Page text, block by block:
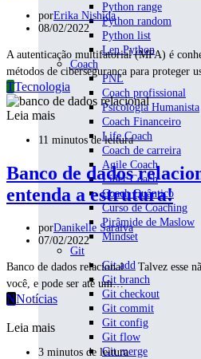
Python range
Python random
Python list
Len Python
Coach
PNL
Coach profissional
Psicologia Humanista
Coach Financeiro
Life Coach
Coach de carreira
Agile Coach
Líder Coach
Coach Quântico
Curso de Coaching
Pirâmide de Maslow
Mindset
Git
Git add
Git branch
Git checkout
Git commit
Git config
Git flow
Git merge
porErika Nishida
08/02/2022
A autenticação multifatorial (MFA) é
métodos de cibersegurança para proteger
TTecnologia
Leia mais
11 minutos de leitura
Banco de dados
entenda a estrutura!
porDanikelle Saraiva
07/02/2022
Banco de dados relacional… Talvez esse
você, e pode ser até um…
NNotícias
Leia mais
3 minutos de leitura